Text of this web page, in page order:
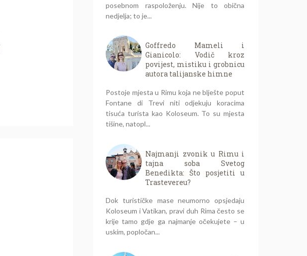
posebnom raspoloženju. Nije to obična
nedjelja; to je...
Goffredo Mameli i
Gianicolo: Vodič kroz
povijest, mistiku i grobnicu
autora talijanske himne
Postoje mjesta u Rimu koja ne blješte poput
Fontane di Trevi niti odjekuju koracima
tisuća turista kao Koloseum. To su mjesta
tišine, natopl...
Najmanji zvonik u Rimu i
tajna soba Svetog
Benedikta: Što posjetiti u
Trastevereu?
Dok turističke mase neumorno opsjedaju
Koloseum i Vatikan, pravi duh Rima često se
krije tamo gdje ga najmanje očekujete – u
uskim, popločan...